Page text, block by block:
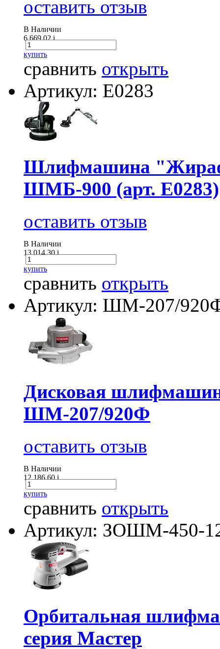
оставить отзыв
В Наличии
6 669.02i
купить
сравнить открыть
Артикул: E0283
Шлифмашина
ШМБ-900 (арт. E0283)
оставить отзыв
В Наличии
13 014.30i
купить
сравнить открыть
Артикул: ШМ-207/
Дисковая
ШМ-207/920Ф
оставить отзыв
В Наличии
12 186.60i
купить
сравнить открыть
Артикул: ЗОШМ-450-
Орбитальная
серия Мастер